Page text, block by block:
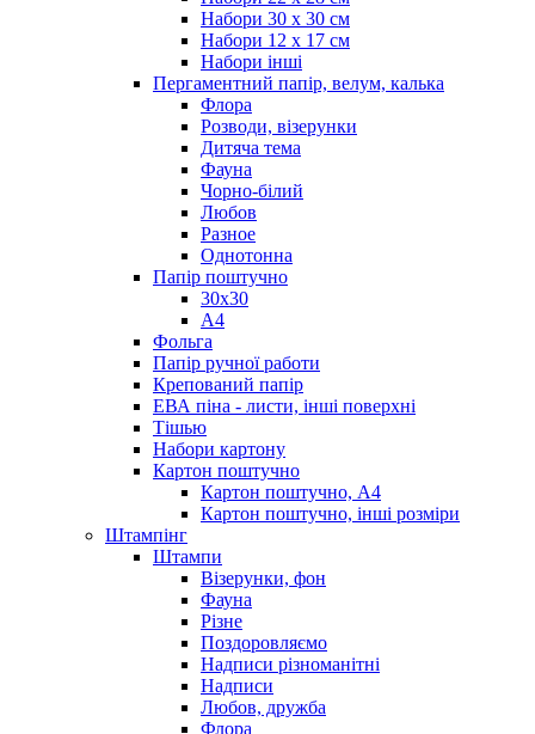
Набори 30 х 30 см
Набори 12 х 17 см
Набори інші
Пергаментний папір, велум, калька
Флора
Розводи, візерунки
Дитяча тема
Фауна
Чорно-білий
Любов
Разное
Однотонна
Папір поштучно
30х30
А4
Фольга
Папір ручної работи
Крепований папір
ЕВА піна - листи, інші поверхні
Тішью
Набори картону
Картон поштучно
Картон поштучно, А4
Картон поштучно, інші розміри
Штампінг
Штампи
Візерунки, фон
Фауна
Різне
Поздоровляємо
Надписи різноманітні
Надписи
Любов, дружба
Флора